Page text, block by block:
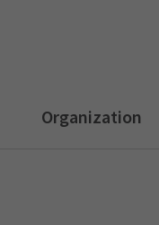
Organization